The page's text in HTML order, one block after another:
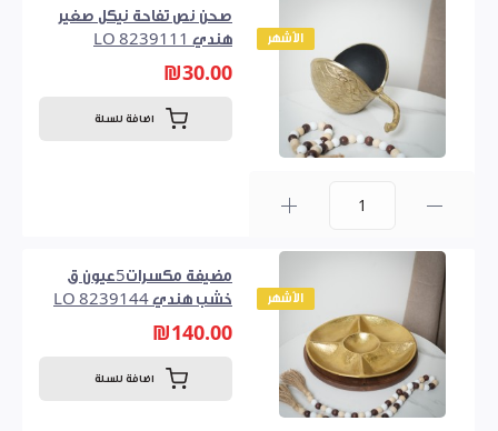
الأشهر
صحن نص تفاحة نيكل صغير
هندي LO 8239111
₪30.00
اضافة للسلة
الأشهر
مضيفة مكسرات5عيون ق
خشب هندي LO 8239144
₪140.00
اضافة للسلة